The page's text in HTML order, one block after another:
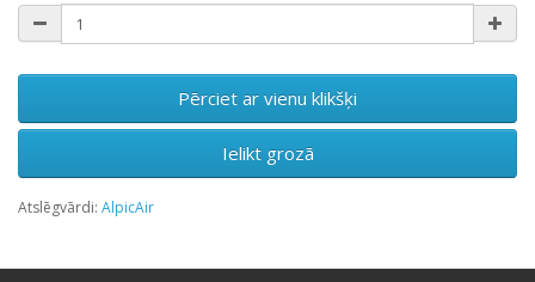
Pērciet ar vienu klikšķi
Ielikt grozā
Atslēgvārdi: AlpicAir